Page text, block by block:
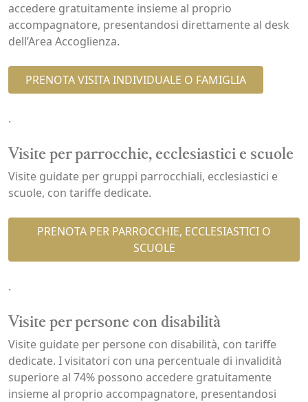
accedere gratuitamente insieme al proprio
accompagnatore, presentandosi direttamente al desk
dell’Area Accoglienza.
PRENOTA VISITA INDIVIDUALE O FAMIGLIA
.
Visite per parrocchie, ecclesiastici e scuole
Visite guidate per gruppi parrocchiali, ecclesiastici e
scuole, con tariffe dedicate.
PRENOTA PER PARROCCHIE, ECCLESIASTICI O
SCUOLE
.
Visite per persone con disabilità
Visite guidate per persone con disabilità, con tariffe
dedicate. I visitatori con una percentuale di invalidità
superiore al 74% possono accedere gratuitamente
insieme al proprio accompagnatore, presentandosi